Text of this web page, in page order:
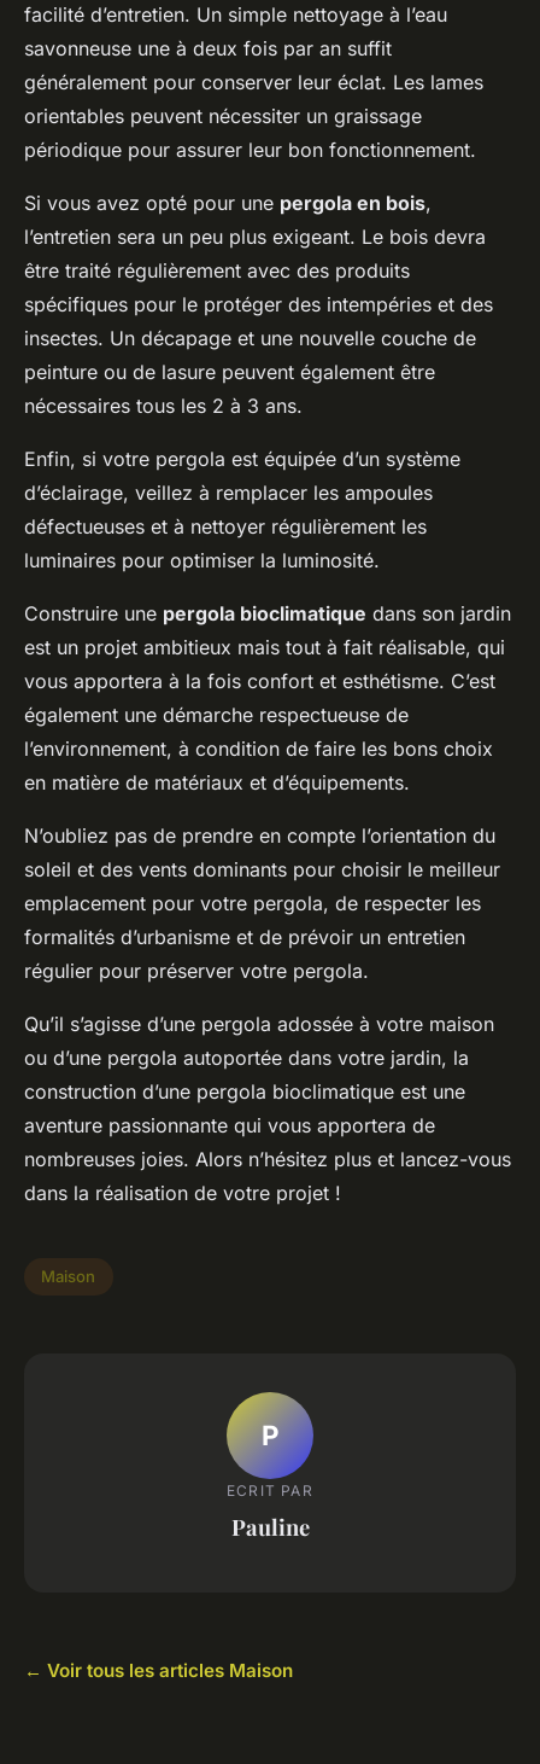
facilité d’entretien. Un simple nettoyage à l’eau
savonneuse une à deux fois par an suffit
généralement pour conserver leur éclat. Les lames
orientables peuvent nécessiter un graissage
périodique pour assurer leur bon fonctionnement.
Si vous avez opté pour une pergola en bois,
l’entretien sera un peu plus exigeant. Le bois devra
être traité régulièrement avec des produits
spécifiques pour le protéger des intempéries et des
insectes. Un décapage et une nouvelle couche de
peinture ou de lasure peuvent également être
nécessaires tous les 2 à 3 ans.
Enfin, si votre pergola est équipée d’un système
d’éclairage, veillez à remplacer les ampoules
défectueuses et à nettoyer régulièrement les
luminaires pour optimiser la luminosité.
Construire une pergola bioclimatique dans son jardin
est un projet ambitieux mais tout à fait réalisable, qui
vous apportera à la fois confort et esthétisme. C’est
également une démarche respectueuse de
l’environnement, à condition de faire les bons choix
en matière de matériaux et d’équipements.
N’oubliez pas de prendre en compte l’orientation du
soleil et des vents dominants pour choisir le meilleur
emplacement pour votre pergola, de respecter les
formalités d’urbanisme et de prévoir un entretien
régulier pour préserver votre pergola.
Qu’il s’agisse d’une pergola adossée à votre maison
ou d’une pergola autoportée dans votre jardin, la
construction d’une pergola bioclimatique est une
aventure passionnante qui vous apportera de
nombreuses joies. Alors n’hésitez plus et lancez-vous
dans la réalisation de votre projet !
Maison
P
ECRIT PAR
Pauline
← Voir tous les articles Maison